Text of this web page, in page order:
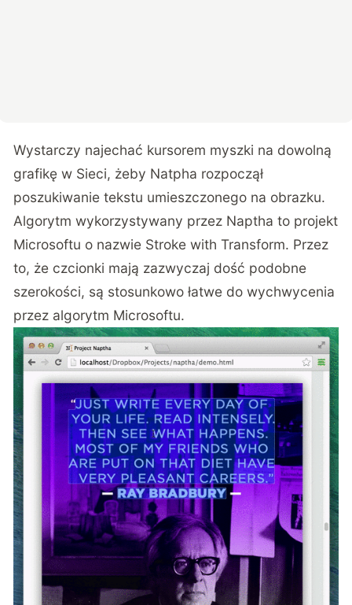
Wystarczy najechać kursorem myszki na dowolną
grafikę w Sieci, żeby Natpha rozpoczął
poszukiwanie tekstu umieszczonego na obrazku.
Algorytm wykorzystywany przez Naptha to projekt
Microsoftu o nazwie Stroke with Transform. Przez
to, że czcionki mają zazwyczaj dość podobne
szerokości, są stosunkowo łatwe do wychwycenia
przez algorytm Microsoftu.